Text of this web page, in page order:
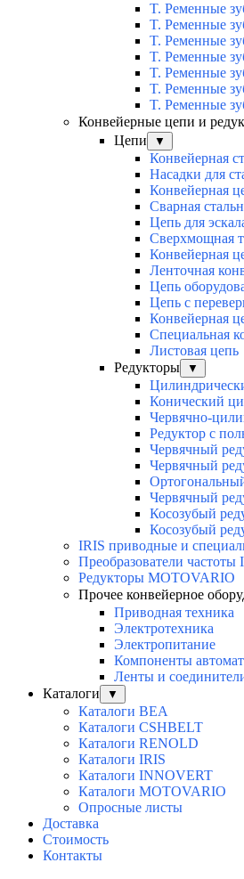
T. Ременные
T. Ременные
T. Ременные
T. Ременные
T. Ременные
T. Ременные
T. Ременные
Конвейерные цепи и
Цепи ▼
Конвейерная
Насадки для
Конвейерная
Сварная
Цепь для
Сверхмощная
Конвейерная
Ленточная
Цепь
Цепь с
Конвейерная
Специальная
Листовая цепь
Редукторы
▼
Конический
Червячно-
Редуктор с
Червячный
Червячный
Червячный
Косозубый
Косозубый
IRIS приводные и
Преобразователи
Редукторы MOTOVARIO
Прочее конвейерное
Приводная техника
Электротехника
Электропитание
Компоненты
Ленты и
Каталоги
▼
Каталоги BEA
Каталоги CSHBELT
Каталоги RENOLD
Каталоги IRIS
Каталоги INNOVERT
Каталоги MOTOVARIO
Опросные листы
Доставка
Стоимость
Контакты